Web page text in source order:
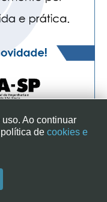
DE SÃO PAULO
Ao continuar
de cookies e